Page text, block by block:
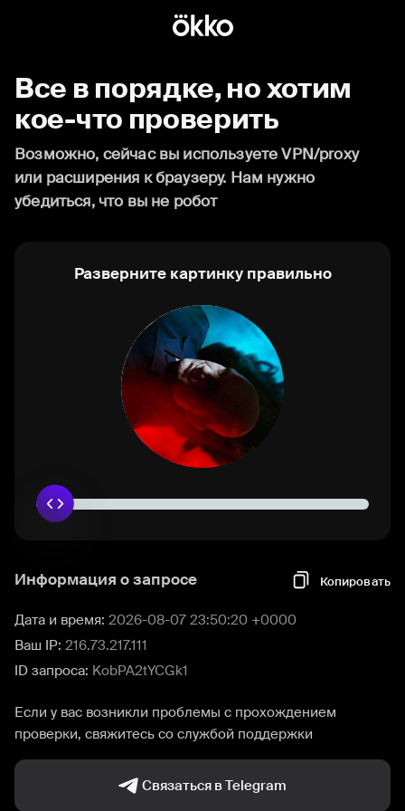
Все в порядке, но хотим
кое-что проверить
Возможно, сейчас вы используете VPN/proxy
или расширения к браузеру. Нам нужно
убедиться, что вы не робот
Разверните картинку правильно
Информация о запросе Копировать
Дата и время: 2026-08-07 23:50:20 +0000
Ваш IP: 216.73.217.111
ID запроса: KobPA2tYCGk1
Если у вас возникли проблемы с прохождением
проверки, свяжитесь со службой поддержки
Связаться в Telegram